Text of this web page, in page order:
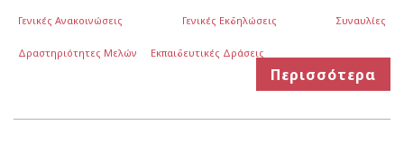
Γενικές Ανακοινώσεις Γενικές Εκδηλώσεις Συναυλίες
Δραστηριότητες Μελών Εκπαιδευτικές Δράσεις
Περισσότερα